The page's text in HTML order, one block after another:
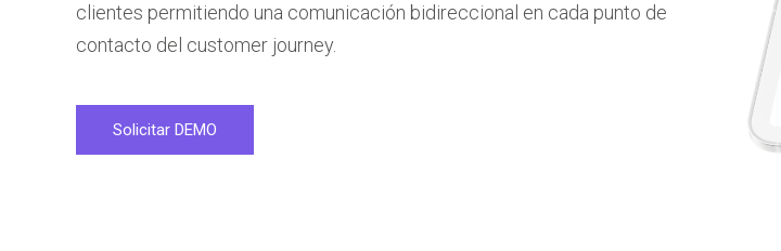
clientes permitiendo una comunicación bidireccional en cada punto de
contacto del customer journey.
Solicitar DEMO